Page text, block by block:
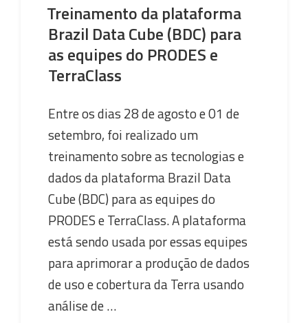
Treinamento da plataforma
Brazil Data Cube (BDC) para
as equipes do PRODES e
TerraClass
Entre os dias 28 de agosto e 01 de
setembro, foi realizado um
treinamento sobre as tecnologias e
dados da plataforma Brazil Data
Cube (BDC) para as equipes do
PRODES e TerraClass. A plataforma
está sendo usada por essas equipes
para aprimorar a produção de dados
de uso e cobertura da Terra usando
análise de …